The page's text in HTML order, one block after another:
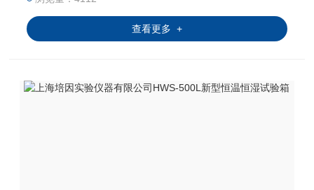
异常状况，屏幕即刻自动显示故障原因及提供排除故障方
法。
查看更多 +